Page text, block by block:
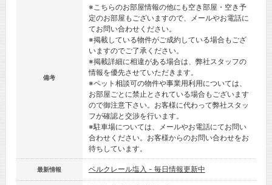
備考
※こちらのお部屋情報の他にも空き部屋・空き予
定のお部屋もございますので、メールやお電話に
てお問い合わせください。
※掲載している物件がご成約している場合もござ
いますのでご了承ください。
※掲載詳細に相違がある場合は、弊社スタッフの
情報を優先させていただきます。
※ペット相談可の物件や事業用利用については、
お部屋ごとに禁止とされている場合もございます
ので御注意下さい。お客様に代わって弊社スタッ
フが確認と交渉を行います。
※駐車場については、メールやお電話にてお問い
合わせください。お客様からのお問い合わせをお
待ちしています。
最新情報 ベルクレール塩入 - 毎日情報更新中